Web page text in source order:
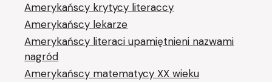
Amerykańscy krytycy literaccy
Amerykańscy lekarze
Amerykańscy literaci upamiętnieni nazwami
nagród
Amerykańscy matematycy XX wieku